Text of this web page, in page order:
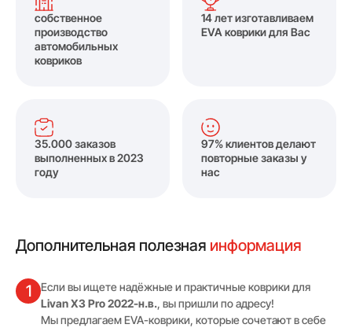
собственное
производство
автомобильных
ковриков
14 лет изготавливаем
EVA коврики для Вас
35.000 заказов
выполненных в 2023
году
97% клиентов делают
повторные заказы у
нас
Дополнительная полезная информация
1
Если вы ищете надёжные и практичные коврики для
Livan X3 Pro 2022-н.в., вы пришли по адресу!
Мы предлагаем EVA-коврики, которые сочетают в себе